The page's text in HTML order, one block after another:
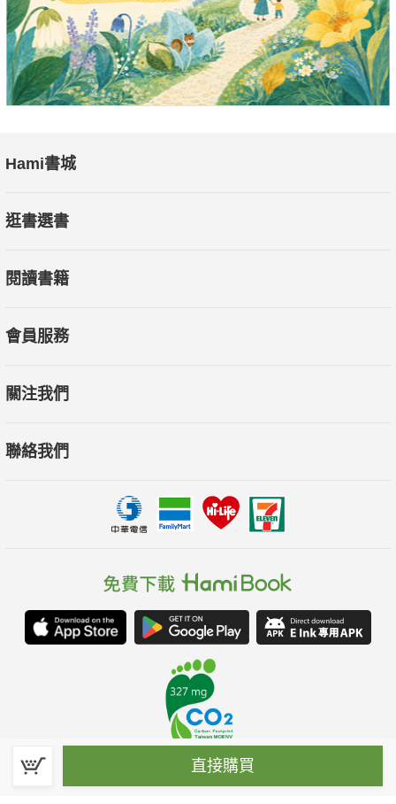
直接購買
Hami書城
逛書選書
閱讀書籍
會員服務
關注我們
聯絡我們